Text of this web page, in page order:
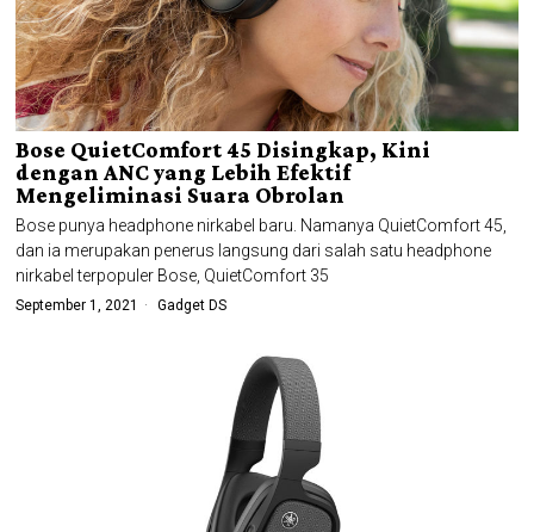
Bose QuietComfort 45 Disingkap, Kini
dengan ANC yang Lebih Efektif
Mengeliminasi Suara Obrolan
Bose punya headphone nirkabel baru. Namanya QuietComfort 45,
dan ia merupakan penerus langsung dari salah satu headphone
nirkabel terpopuler Bose, QuietComfort 35
September 1, 2021 Gadget DS